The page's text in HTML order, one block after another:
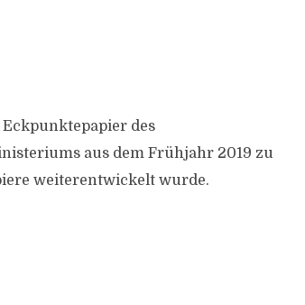
des
aus dem Frühjahr 2019 zu
weiterentwickelt wurde.